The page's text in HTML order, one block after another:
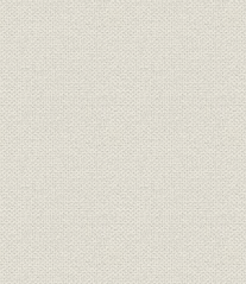
役員
元
役
規則 明
価格;経営
尋
ニ